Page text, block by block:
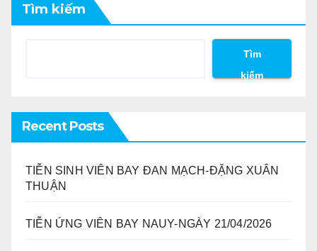
Tìm kiếm
Tìm
kiếm
Recent Posts
TIỄN SINH VIÊN BAY ĐAN MẠCH-ĐẶNG XUÂN
THUẬN
TIỄN ỨNG VIÊN BAY NAUY-NGÀY 21/04/2026